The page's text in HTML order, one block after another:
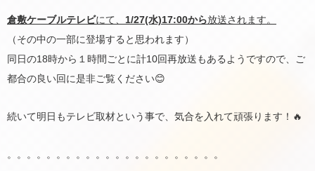
倉敷ケーブルテレビにて、 1/27(水)17:00から放送されます。
（その中の一部に登場すると思われます）
同日の18時から１時間ごとに計10回再放送もあるようですので、ご
都合の良い回に是非ご覧ください😊
続いて明日もテレビ取材という事で、気合を入れて頑張ります！🔥
。。。。。。。。。。。。。。。。。。。。。。